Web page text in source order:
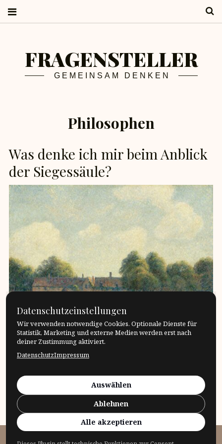
FRAGENSTELLER
GEMEINSAM DENKEN
Philosophen
Was denke ich mir beim Anblick
der Siegessäule?
Leonard Nelson – Macht und Ohnmacht der
VernunftZur Wirkungsgeschichte des Philosophen
Leonard Nelson Konzeption und Organisation:
Barbara NeißerBuch […]
17. April 2024 Philosophen Was?
Datenschutzeinstellungen
Wir verwenden notwendige Cookies. Optionale Dienste für
Statistik, Marketing und externe Medien werden erst nach
deiner Zustimmung aktiviert.
DatenschutzImpressum
Auswählen
Ablehnen
Alle akzeptieren